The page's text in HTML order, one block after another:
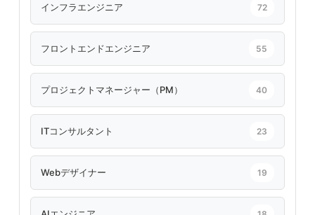
インフラエンジニア 72
フロントエンドエンジニア 55
プロジェクトマネージャー（PM） 40
ITコンサルタント 23
Webデザイナー 19